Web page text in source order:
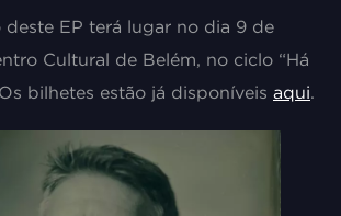
deste EP terá lugar no dia 9 de
Cultural de Belém, no ciclo “Há
bilhetes estão já disponíveis aqui.